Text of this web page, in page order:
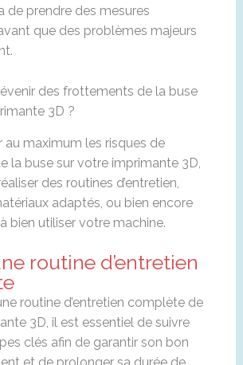
de prendre des mesures
que des problèmes majeurs
des frottements de la buse
3D ?
au maximum les risques de
la buse sur votre imprimante 3D,
des routines d’entretien,
adaptés, ou bien encore
bien utiliser votre machine.
routine d’entretien
routine d’entretien complète de
3D, il est essentiel de suivre
clés afin de garantir son bon